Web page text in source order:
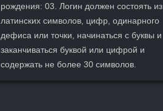
рождения: 03. Логин должен состоять из
латинских символов, цифр, одинарного
дефиса или точки, начинаться с буквы и
заканчиваться буквой или цифрой и
содержать не более 30 символов.